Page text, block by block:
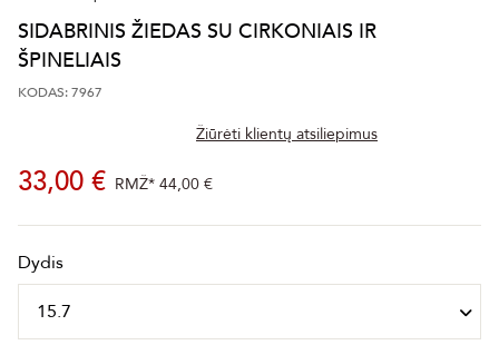
SIDABRINIS ŽIEDAS SU CIRKONIAIS IR
ŠPINELIAIS
KODAS: 7967
Žiūrėti klientų atsiliepimus
33,00 € RMŽ* 44,00 €
Dydis